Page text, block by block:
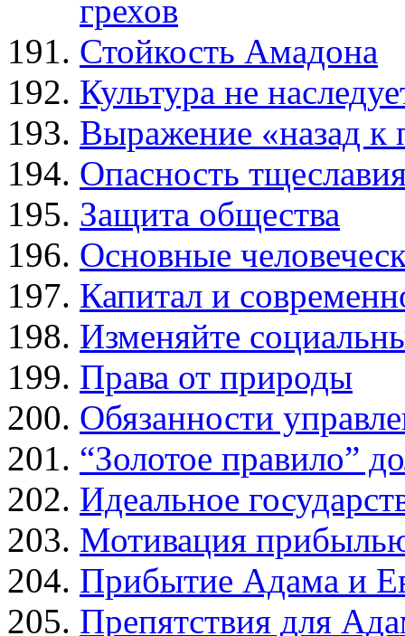
грехов
Стойкость Амадона
Культура не
Выражение «назад к
Опасность
Защита общества
Основные
Капитал и
Изменяйте
Права от природы
Обязанности
“Золотое правило”
Идеальное
Мотивация
Прибытие Адама и
Препятствия для